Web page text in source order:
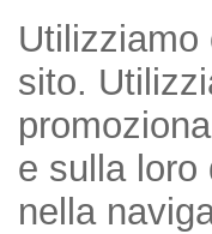
Utilizziamo
sito.
e sulla
nella